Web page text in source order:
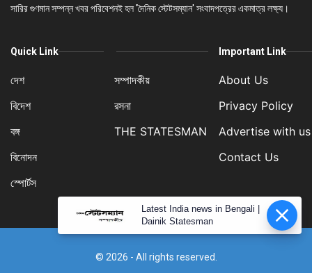
সারির গুণমান সম্পন্ন খবর পরিবেশনই হল 'দৈনিক স্টেটসম্যান' সংবাদপত্রের একমাত্র লক্ষ্য।
Quick Link
দেশ
বিদেশ
বঙ্গ
বিনোদন
স্পোর্টস
সম্পাদকীয়
রসনা
THE STATESMAN
Important Link
About Us
Privacy Policy
Advertise with us
Contact Us
© 2026 - All rights reserved.
Latest India news in Bengali |
Dainik Statesman